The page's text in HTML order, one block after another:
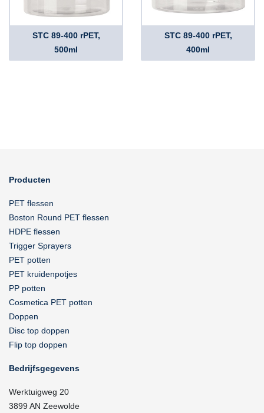
STC 89-400 rPET,
500ml
STC 89-400 rPET,
400ml
Producten
PET flessen
Boston Round PET flessen
HDPE flessen
Trigger Sprayers
PET potten
PET kruidenpotjes
PP potten
Cosmetica PET potten
Doppen
Disc top doppen
Flip top doppen
Bedrijfsgegevens
Werktuigweg 20
3899 AN Zeewolde